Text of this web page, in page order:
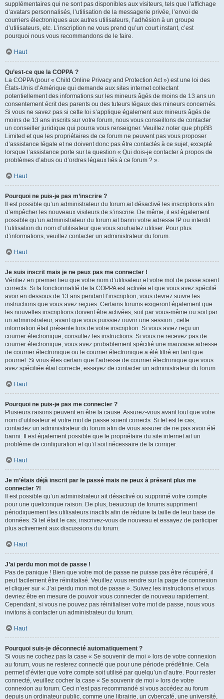
supplémentaires qui ne sont pas disponibles aux visiteurs, tels que l’affichage
d’avatars personnalisés, l’utilisation de la messagerie privée, l’envoi de
courriers électroniques aux autres utilisateurs, l’adhésion à un groupe
d’utilisateurs, etc. L’inscription ne vous prend qu’un court instant, c’est
pourquoi nous vous recommandons de le faire.
Haut
Qu’est-ce que la COPPA ?
La COPPA (pour « Child Online Privacy and Protection Act ») est une loi des
États-Unis d’Amérique qui demande aux sites internet collectant
potentiellement des informations sur les mineurs âgés de moins de 13 ans un
consentement écrit des parents ou des tuteurs légaux des mineurs concernés.
Si vous ne savez pas si cette loi s’applique également aux mineurs âgés de
moins de 13 ans inscrits sur votre forum, nous vous conseillons de contacter
un conseiller juridique qui pourra vous renseigner. Veuillez noter que phpBB
Limited et que les propriétaires de ce forum ne peuvent pas vous proposer
d’assistance légale et ne doivent donc pas être contactés à ce sujet, excepté
lorsque l’assistance porte sur la question « Qui dois-je contacter à propos de
problèmes d’abus ou d’ordres légaux liés à ce forum ? ».
Haut
Pourquoi ne puis-je pas m’inscrire ?
Il est possible qu’un administrateur du forum ait désactivé les inscriptions afin
d’empêcher les nouveaux visiteurs de s’inscrire. De même, il est également
possible qu’un administrateur du forum ait banni votre adresse IP ou interdit
l’utilisation du nom d’utilisateur que vous souhaitez utiliser. Pour plus
d’informations, veuillez contacter un administrateur du forum.
Haut
Je suis inscrit mais je ne peux pas me connecter !
Vérifiez en premier lieu que votre nom d’utilisateur et votre mot de passe soient
corrects. Si la fonctionnalité de la COPPA est activée et que vous avez spécifié
avoir en dessous de 13 ans pendant l’inscription, vous devrez suivre les
instructions que vous avez reçues. Certains forums exigeront également que
les nouvelles inscriptions doivent être activées, soit par vous-même ou soit par
un administrateur, avant que vous puissiez ouvrir une session ; cette
information était présente lors de votre inscription. Si vous aviez reçu un
courrier électronique, consultez les instructions. Si vous ne recevez pas de
courrier électronique, vous avez probablement spécifié une mauvaise adresse
de courrier électronique ou le courrier électronique a été filtré en tant que
pourriel. Si vous êtes certain que l’adresse de courrier électronique que vous
avez spécifiée était correcte, essayez de contacter un administrateur du forum.
Haut
Pourquoi ne puis-je pas me connecter ?
Plusieurs raisons peuvent en être la cause. Assurez-vous avant tout que votre
nom d’utilisateur et votre mot de passe soient corrects. Si tel est le cas,
contactez un administrateur du forum afin de vous assurer de ne pas avoir été
banni. Il est également possible que le propriétaire du site internet ait un
problème de configuration et qu’il soit nécessaire de la corriger.
Haut
Je m’étais déjà inscrit par le passé mais ne peux à présent plus me
connecter ?!
Il est possible qu’un administrateur ait désactivé ou supprimé votre compte
pour une quelconque raison. De plus, beaucoup de forums suppriment
périodiquement les utilisateurs inactifs afin de réduire la taille de leur base de
données. Si tel était le cas, inscrivez-vous de nouveau et essayez de participer
plus activement aux discussions du forum.
Haut
J’ai perdu mon mot de passe !
Pas de panique ! Bien que votre mot de passe ne puisse pas être récupéré, il
peut facilement être réinitialisé. Veuillez vous rendre sur la page de connexion
et cliquer sur « J’ai perdu mon mot de passe ». Suivez les instructions et vous
devriez être en mesure de pouvoir vous connecter de nouveau rapidement.
Cependant, si vous ne pouvez pas réinitialiser votre mot de passe, nous vous
invitons à contacter un administrateur du forum.
Haut
Pourquoi suis-je déconnecté automatiquement ?
Si vous ne cochez pas la case « Se souvenir de moi » lors de votre connexion
au forum, vous ne resterez connecté que pour une période prédéfinie. Cela
permet d’éviter que votre compte soit utilisé par quelqu’un d’autre. Pour rester
connecté, veuillez cocher la case « Se souvenir de moi » lors de votre
connexion au forum. Ceci n’est pas recommandé si vous accédez au forum
depuis un ordinateur public, comme une librairie, un cybercafé, une université,